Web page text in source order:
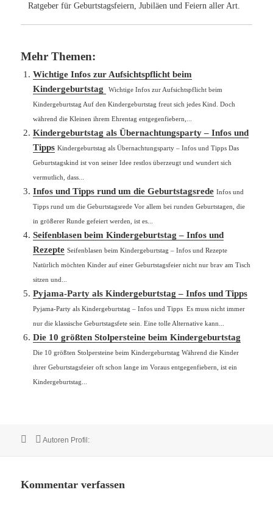
Ratgeber für Geburtstagsfeiern, Jubiläen und Feiern aller Art.
Mehr Themen:
Wichtige Infos zur Aufsichtspflicht beim
Kindergeburtstag
Wichtige Infos zur Aufsichtspflicht beim
Kindergeburtstag Auf den Kindergeburtstag freut sich jedes Kind. Doch
während die Kleinen ihrem Ehrentag entgegenfiebern,...
Kindergeburtstag als Übernachtungsparty – Infos und
Tipps Kindergeburtstag als Übernachtungsparty – Infos und Tipps Das
Geburtstagskind ist von seiner Idee restlos überzeugt und wundert sich
vermutlich, dass...
Infos und Tipps rund um die Geburtstagsrede Infos und
Tipps rund um die Geburtstagsrede Vor allem bei runden Geburtstagen, die
in größerer Runde gefeiert werden, ist es...
Seifenblasen beim Kindergeburtstag – Infos und
Rezepte Seifenblasen beim Kindergeburtstag – Infos und Rezepte
Natürlich möchten Kinder auf einer Geburtstagsfeier nicht nur brav am Tisch
sitzen und...
Pyjama-Party als Kindergeburtstag – Infos und Tipps
Pyjama-Party als Kindergeburtstag – Infos und Tipps Es muss nicht immer
nur die klassische Geburtstagsfete sein. Eine tolle Alternative kann...
Die 10 größten Stolpersteine beim Kindergeburtstag
Die 10 größten Stolpersteine beim Kindergeburtstag Während die Kinder
ihrer Geburtstagsfeier oft schon lange im Voraus entgegenfiebern, ist ein
Kindergeburtstag...
Veröffentlicht
Autor
Autoren Profil:
Kommentar verfassen